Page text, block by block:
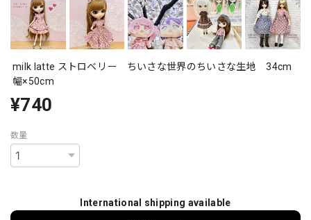
milk latte ストロベリー ちいさな世界のちいさな生地 34cm
幅×50cm
¥740
数量
International shipping available